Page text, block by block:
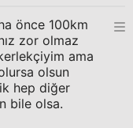
önce 100km
zor olmaz
ama
olsun
hep diğer
bile olsa.